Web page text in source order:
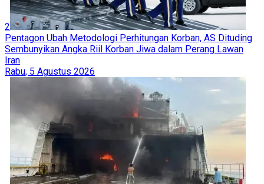
2
Pentagon Ubah Metodologi Perhitungan Korban, AS Dituding
Sembunyikan Angka Riil Korban Jiwa dalam Perang Lawan
Iran
Rabu, 5 Agustus 2026